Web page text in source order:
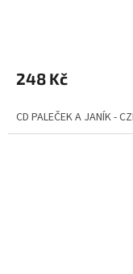
248 Kč
CD PALEČEK A JANÍK -